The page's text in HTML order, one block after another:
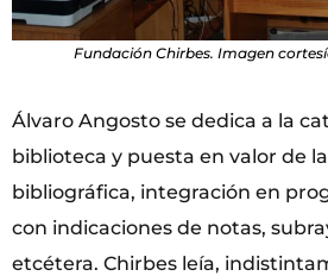
Fundación Chirbes. Imagen
Álvaro Angosto se dedica a la
biblioteca y puesta en valor de
bibliográfica, integración en
con indicaciones de notas,
etcétera. Chirbes leía,